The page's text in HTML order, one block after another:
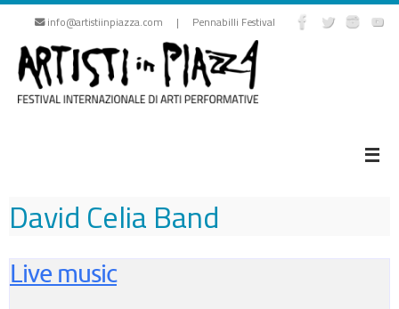
Vai
contenuto
info@artistiinpiazza.com | Pennabilli Festival
David Celia Band
Live music